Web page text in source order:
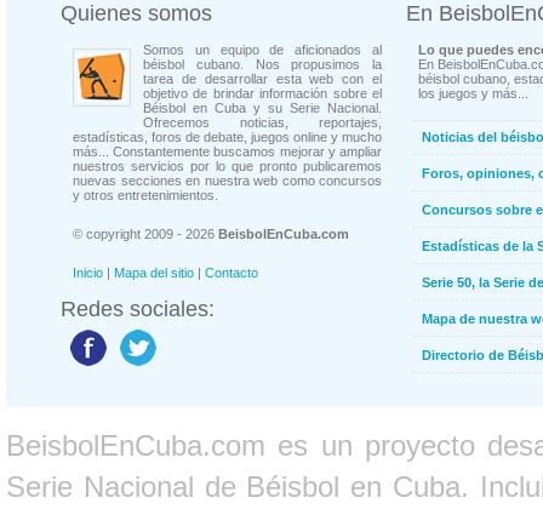
Quienes somos
Somos un equipo de aficionados al
béisbol cubano. Nos propusimos la
tarea de desarrollar esta web con el
objetivo de brindar información sobre el
Béisbol en Cuba y su Serie Nacional.
Ofrecemos noticias, reportajes,
estadísticas, foros de debate, juegos online y mucho
más... Constantemente buscamos mejorar y ampliar
nuestros servicios por lo que pronto publicaremos
nuevas secciones en nuestra web como concursos
y otros entretenimientos.
© copyright 2009 - 2026 BeisbolEnCuba.com
Inicio | Mapa del sitio | Contacto
Redes sociales:
En
Lo que puedes
En
béisbol cubano,
los juegos y más...
Noticias del
Foros, opiniones,
Concursos sobre
Estadísticas de la
Serie 50, la Serie
Mapa de nuestra
Directorio de
BeisbolEnCuba.com es un proyecto
Serie Nacional de Béisbol en Cuba.